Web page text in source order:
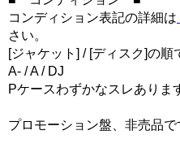
コンディション表記の詳細は
さい。
[ジャケット] / [ディスク]の順
A- / A / DJ
Pケースわずかなスレありま
プロモーション盤、非売品で